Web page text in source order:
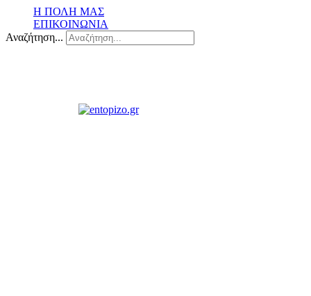
Η ΠΟΛΗ ΜΑΣ
ΕΠΙΚΟΙΝΩΝΙΑ
Αναζήτηση...